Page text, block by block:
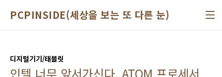
PCPINSIDE(세상을 보는 또 다른 눈)
디지털기기/태블릿
인텔 너무 앞서가신다. ATOM 프로세서